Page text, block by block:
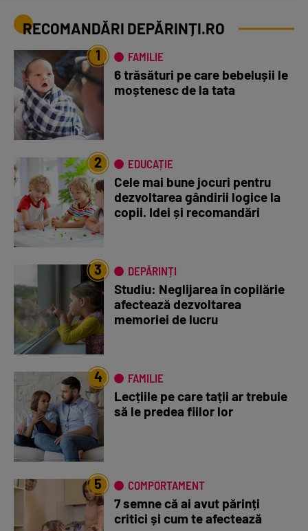
RECOMANDĂRI DEPĂRINȚI.RO
1 FAMILIE
6 trăsături pe care bebelușii le
moștenesc de la tata
2 EDUCAȚIE
Cele mai bune jocuri pentru
dezvoltarea gândirii logice la
copii. Idei și recomandări
3 DEPĂRINȚI
Studiu: Neglijarea în copilărie
afectează dezvoltarea
memoriei de lucru
4 FAMILIE
Lecțiile pe care tații ar trebuie
să le predea fiilor lor
5 COMPORTAMENT
7 semne că ai avut părinți
critici și cum te afectează